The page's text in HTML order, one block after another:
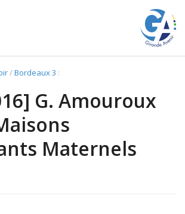
/Bordeaux 3 :
G. Amouroux
Maternels